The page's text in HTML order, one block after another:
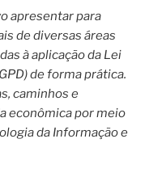
apresentar para
de diversas áreas
à aplicação da Lei
de forma prática.
caminhos e
econômica por meio
da Informação e